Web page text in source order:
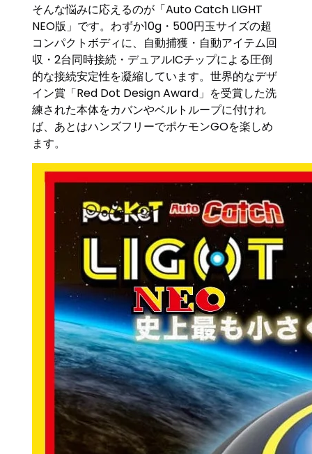
そんな悩みに応えるのが「Auto Catch LIGHT
NEO版」です。わずか10g・500円玉サイズの超
コンパクトボディに、自動捕獲・自動アイテム回
収・2台同時接続・デュアルICチップによる圧倒
的な接続安定性を凝縮しています。世界的なデザ
イン賞「Red Dot Design Award」を受賞した洗
練された本体をカバンやベルトループに付けれ
ば、あとはハンズフリーでポケモンGOを楽しめ
ます。